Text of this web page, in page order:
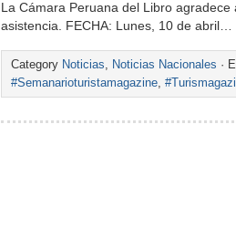
La Cámara Peruana del Libro
asistencia. FECHA: Lunes, 10 de abril…
Category Noticias, Noticias Nacionales ·
#Semanarioturistamagazine,